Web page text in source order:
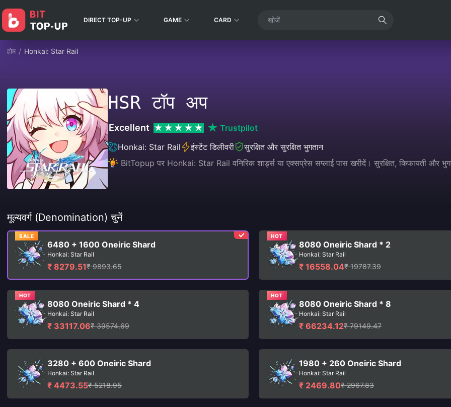
DIRECT TOP-UP GAME CARD
होम / Honkai: Star Rail
HSR टॉप अप
Excellent
Trustpilot
Honkai: Star Rail
इंस्टेंट डिलीवरी
सुरक्षित और सुरक्षित भुगतान
BitTopup पर Honkai: Star Rail वनिरिक शार्ड्स या एक्सप्रेस सप्लाई पास खरीदें। सुरक्षित, किफायती और
मूल्यवर्ग (Denomination) चुनें
SALE
6480 + 1600 Oneiric Shard
Honkai: Star Rail
₹ 8279.51₹ 9893.65
HOT
8080 Oneiric Shard * 2
Honkai: Star Rail
₹ 16558.04₹ 19787.39
HOT
8080 Oneiric Shard * 4
Honkai: Star Rail
₹ 33117.06₹ 39574.69
HOT
8080 Oneiric Shard * 8
Honkai: Star Rail
₹ 66234.12₹ 79149.47
3280 + 600 Oneiric Shard
Honkai: Star Rail
₹ 4473.55₹ 5218.95
1980 + 260 Oneiric Shard
Honkai: Star Rail
₹ 2469.80₹ 2967.83